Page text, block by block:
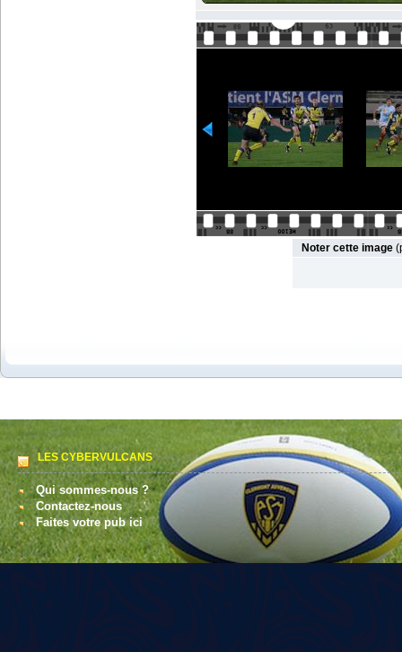
Noter cette image
LES CYBERVULCANS
Qui sommes-nous ?
Contactez-nous
Faites votre pub ici